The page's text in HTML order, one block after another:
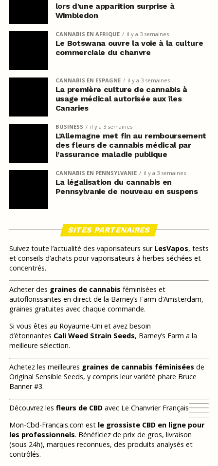
lors d’une apparition surprise à
Wimbledon
CANNABIS EN AFRIQUE il y a 3 semaines
Le Botswana ouvre la voie à la culture
commerciale du chanvre
CANNABIS EN ESPAGNE il y a 3 semaines
La première culture de cannabis à
usage médical autorisée aux îles
Canaries
BUSINESS il y a 3 semaines
L’Allemagne met fin au remboursement
des fleurs de cannabis médical par
l’assurance maladie publique
CANNABIS EN PENNSYLVANIE il y a 3 semaines
La légalisation du cannabis en
Pennsylvanie de nouveau en suspens
SITES PARTENAIRES
Suivez toute l’actualité des vaporisateurs sur LesVapos, tests
et conseils d’achats pour vaporisateurs à herbes séchées et
concentrés.
Acheter des graines de cannabis féminisées et
autoflorissantes en direct de la Barney’s Farm d’Amsterdam,
graines gratuites avec chaque commande.
Si vous êtes au Royaume-Uni et avez besoin
d’étonnantes Cali Weed Strain Seeds, Barney’s Farm a la
meilleure sélection.
Achetez les meilleures graines de cannabis féminisées de
Original Sensible Seeds, y compris leur variété phare Bruce
Banner #3.
Découvrez les fleurs de CBDavec Le Chanvrier Français
Mon-Cbd-Francais.com est le grossiste CBD en ligne pour
les professionnels. Bénéficiez de prix de gros, livraison
(sous 24h), marques reconnues, des produits analysés et
contrôlés.